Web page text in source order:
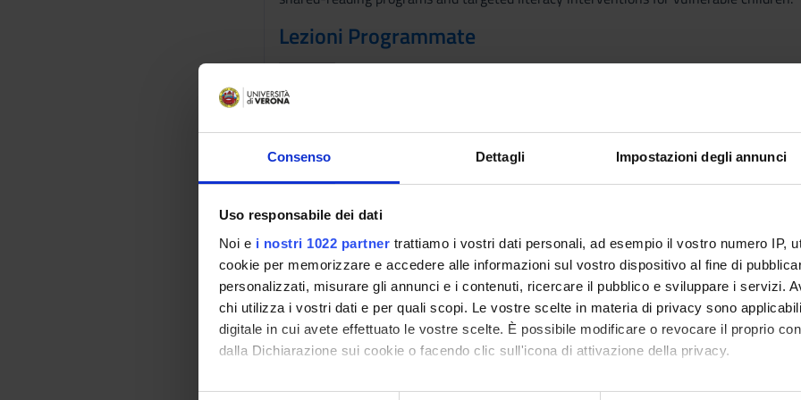
Consenso Dettagli Impostazioni degli annunci
Uso responsabile dei dati
Noi e i nostri 1022 partner trattiamo i vostri dati personali, ad esempio il vostro numero IP,
cookie per memorizzare e accedere alle informazioni sul vostro dispositivo al fine di
personalizzati, misurare gli annunci e i contenuti, ricercare il pubblico e sviluppare i servizi.
chi utilizza i vostri dati e per quali scopi. Le vostre scelte in materia di privacy sono
digitale in cui avete effettuato le vostre scelte. È possibile modificare o revocare il proprio
dalla Dichiarazione sui cookie o facendo clic sull'icona di attivazione della privacy.
Con il tuo consenso, vorremmo anche:
Lezioni Programmate
Lunedì 19 Gennaio 2026
10:30 - 12:30
Durata: 02:00
Working [04 - M]
Elena Florit